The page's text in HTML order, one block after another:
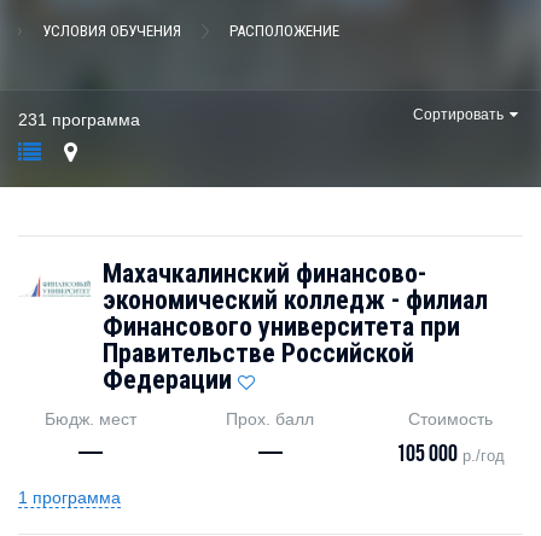
УСЛОВИЯ ОБУЧЕНИЯ РАСПОЛОЖЕНИЕ
231 программа Сортировать
Махачкалинский финансово-
экономический колледж - ​филиал
Финансового университета при
Правительстве Российской
Федерации
Бюдж. мест
—
Прох. балл
—
Стоимость
105 000 р./год
1 программа